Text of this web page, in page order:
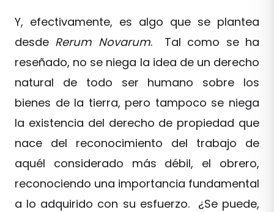
Y, efectivamente, es algo que se plantea
desde Rerum Novarum. Tal como se ha
reseñado, no se niega la idea de un derecho
natural de todo ser humano sobre los
bienes de la tierra, pero tampoco se niega
la existencia del derecho de propiedad que
nace del reconocimiento del trabajo de
aquél considerado más débil, el obrero,
reconociendo una importancia fundamental
a lo adquirido con su esfuerzo. ¿Se puede,